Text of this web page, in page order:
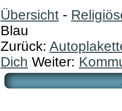
Übersicht -
Blau
Zurück:
Dich Weiter: